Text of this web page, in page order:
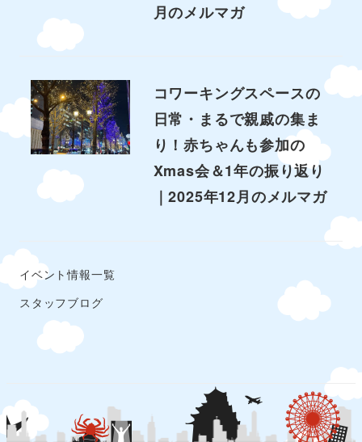
月のメルマガ
コワーキングスペースの
日常・まるで親戚の集ま
り！赤ちゃんも参加の
Xmas会＆1年の振り返り
｜2025年12月のメルマガ
イベント情報一覧
スタッフブログ